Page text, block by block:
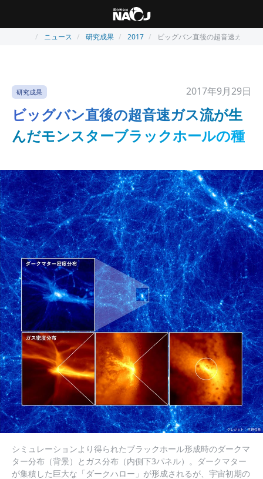
ニュース 研究成果 2017 ビッグバン直後の超音速ガス流
研究成果 2017年9月29日
ビッグバン直後の超音速ガス流が生
んだモンスターブラックホールの種
シミュレーションより得られたブラックホール形成時のダークマ
ター分布（背景）とガス分布（内側下3パネル）。ダークマター
が集積した巨大な「ダークハロー」が形成されるが、宇宙初期の